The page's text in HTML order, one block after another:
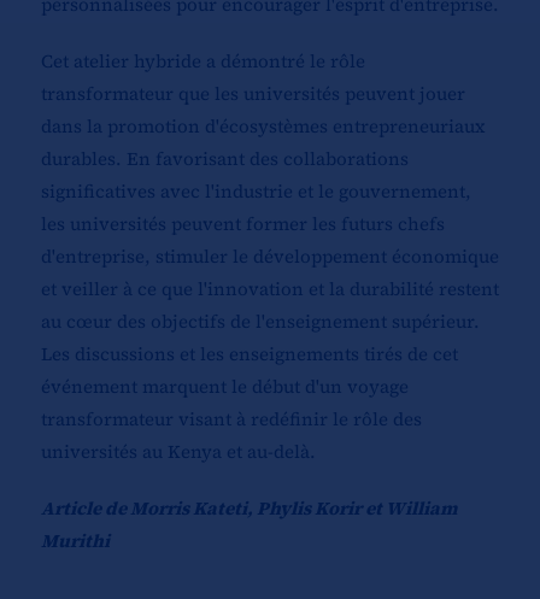
Cet atelier hybride a démontré le rôle
transformateur que les universités peuvent jouer
dans la promotion d'écosystèmes entrepreneuriaux
durables. En favorisant des collaborations
significatives avec l'industrie et le gouvernement,
les universités peuvent former les futurs chefs
d'entreprise, stimuler le développement économique
et veiller à ce que l'innovation et la durabilité restent
au cœur des objectifs de l'enseignement supérieur.
Les discussions et les enseignements tirés de cet
événement marquent le début d'un voyage
transformateur visant à redéfinir le rôle des
universités au Kenya et au-delà.
Article de Morris Kateti, Phylis Korir et William
Murithi